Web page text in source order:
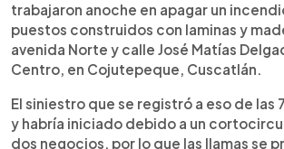
trabajaron anoche en apagar un
puestos construidos con laminas y
avenida Norte y calle José Matías
Centro, en Cojutepeque, Cuscatlán.
El siniestro que se registró a eso de las
y habría iniciado debido a un
dos negocios, por lo que las llamas se